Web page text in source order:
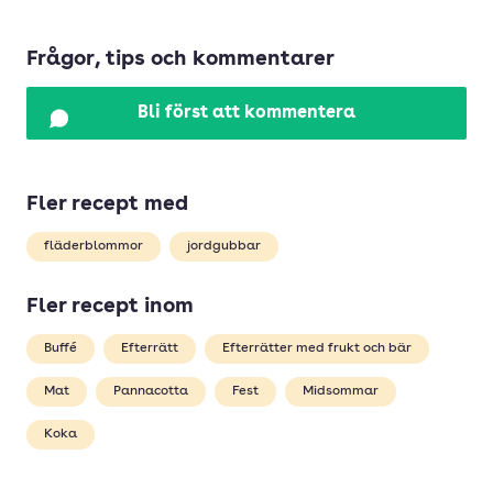
Frågor, tips och kommentarer
Bli först att kommentera
Fler recept med
fläderblommor jordgubbar
Fler recept inom
Buffé Efterrätt Efterrätter med frukt och bär
Mat Pannacotta Fest Midsommar
Koka